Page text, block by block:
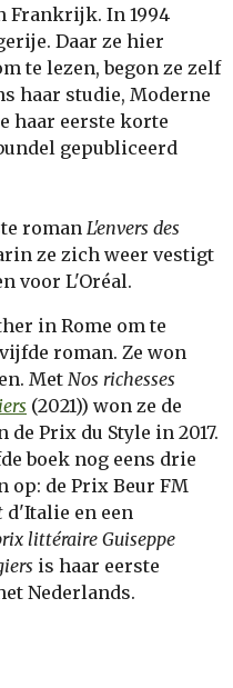
Frankrijk. In 1994
Daar ze hier
te lezen, begon ze zelf
haar studie, Moderne
haar eerste korte
gepubliceerd
roman L'envers des
ze zich weer vestigt
voor L'Oréal.
in Rome om te
roman. Ze won
Met Nos richesses
(2021)) won ze de
Prix du Style in 2017.
boek nog eens drie
de Prix Beur FM
d'Italie en een
littéraire Guiseppe
is haar eerste
Nederlands.